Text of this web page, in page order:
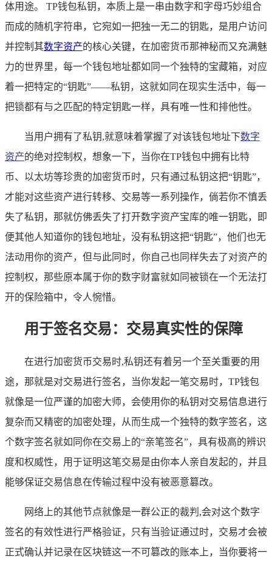
体用途。 TP钱包私钥，本质上是一串由数字和字母巧妙组合
而成的随机字符串，它宛如一把独一无二的钥匙，是用户访问
并控制其数字资产的核心关键，在加密货币那神秘而又充满魅
力的世界里，每一个钱包地址都如同一个独特的宝藏箱，对应
着一把特定的“钥匙”——私钥，这就如同在现实生活中，每一
把锁都有与之匹配的特定钥匙一样，具有唯一性和排他性。
当用户拥有了私钥,就意味着掌握了对该钱包地址下数字
资产的绝对控制权，想象一下，当你在TP钱包中拥有比特
币、以太坊等珍贵的加密货币时，只有通过私钥这把“钥匙”，
才能对这些资产进行转移、交易等一系列操作，倘若你不慎丢
失了私钥，那就仿佛丢失了打开数字资产宝库的唯一钥匙，即
便其他人知道你的钱包地址，没有私钥这把“钥匙”，他们也无
法动用你的资产，但与此同时，你自己也同样失去了对资产的
控制权，那些原本属于你的数字财富就如同被锁在一个无法打
开的保险箱中，令人惋惜。
用于签名交易：交易真实性的保障
在进行加密货币交易时,私钥还有着另一个至关重要的用
途，那就是对交易进行签名，当你发起一笔交易时，TP钱包
就像是一位严谨的加密大师，会使用你的私钥对交易信息进行
复杂而又精密的加密处理，从而生成一个独特的数字签名，这
个数字签名就如同你在交易上的“亲笔签名”，具有极高的辨识
度和权威性，用于证明这笔交易是由你本人亲自发起的，并且
能够保证交易信息在传输过程中没有被恶意篡改。
网络上的其他节点就像是一群公正的裁判,会对这个数字
签名的有效性进行严格验证，只有当验证通过时，交易才会被
正式确认并记录在区块链这一不可篡改的账本上，当你要将一